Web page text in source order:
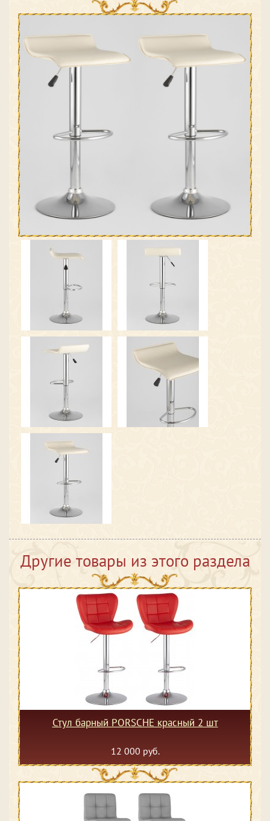
Другие товары из этого раздела
Стул барный PORSCHE красный 2 шт
12 000 руб.